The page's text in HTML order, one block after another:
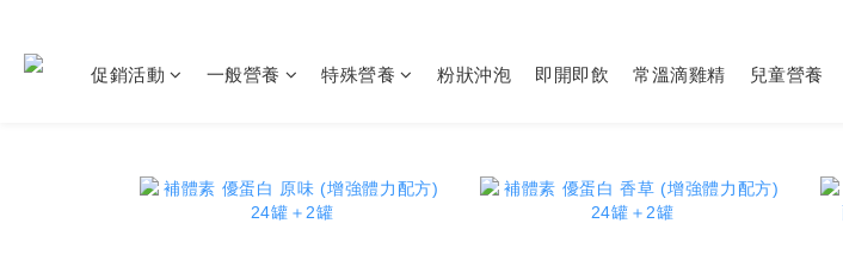
促銷活動 一般營養 特殊營養 粉狀沖泡 即開即飲 常溫滴雞精 兒童營養